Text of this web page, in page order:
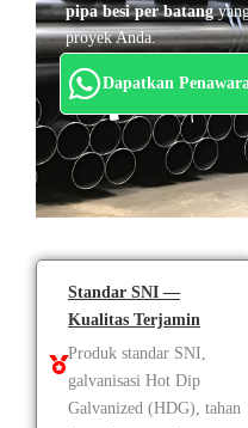
pipa besi per batang
proyek Anda.
Dapatkan
Standar SNI —
Kualitas Terjamin
Produk standar SNI,
galvanisasi Hot Dip
Galvanized (HDG), tahan